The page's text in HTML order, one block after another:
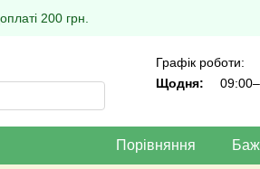
200 грн.
Графік роботи:
Щодня:
Порівняння